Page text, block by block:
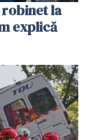
robinet la
explică